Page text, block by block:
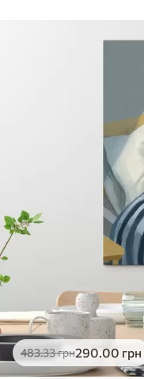
483.33грн290.00 грн